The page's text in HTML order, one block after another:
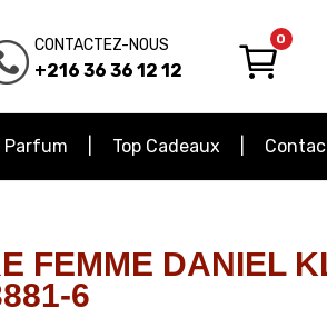
CONTACTEZ-NOUS
+216 36 36 12 12
0
Parfum Top Cadeaux
FEMME DANIEL
6